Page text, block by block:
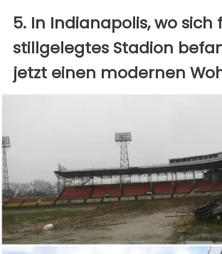
5. In Indianapolis, wo sich
stillgelegtes Stadion
jetzt einen modernen